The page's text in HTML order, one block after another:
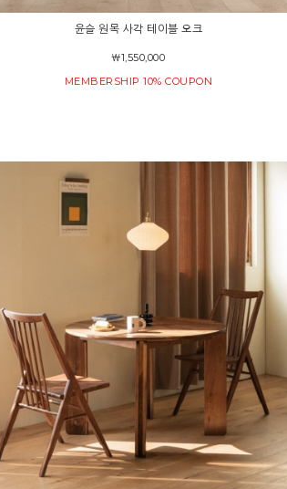
윤슬 원목 사각 테이블 오크
￦1,550,000
MEMBERSHIP 10% COUPON